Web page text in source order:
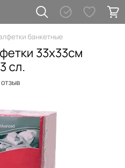
банкетные
33х33см
сл.